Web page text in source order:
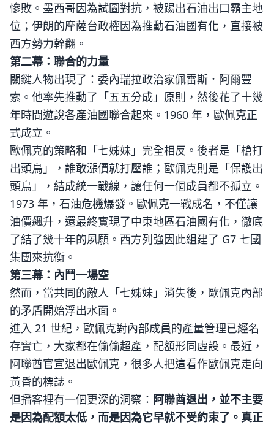
慘敗。墨西哥因為試圖對抗，被踢出石油出口霸主地
位；伊朗的摩薩台政權因為推動石油國有化，直接被
西方勢力幹翻。
第二幕：聯合的力量
關鍵人物出現了：委內瑞拉政治家佩雷斯．阿爾豐
索。他率先推動了「五五分成」原則，然後花了十幾
年時間遊說各產油國聯合起來。1960 年，歐佩克正
式成立。
歐佩克的策略和「七姊妹」完全相反。後者是「槍打
出頭鳥」，誰敢漲價就打壓誰；歐佩克則是「保護出
頭鳥」，結成統一戰線，讓任何一個成員都不孤立。
1973 年，石油危機爆發。歐佩克一戰成名，不僅讓
油價飆升，還最終實現了中東地區石油國有化，徹底
了結了幾十年的夙願。西方列強因此組建了 G7 七國
集團來抗衡。
第三幕：內鬥一場空
然而，當共同的敵人「七姊妹」消失後，歐佩克內部
的矛盾開始浮出水面。
進入 21 世紀，歐佩克對內部成員的產量管理已經名
存實亡，大家都在偷偷超產，配額形同虛設。最近，
阿聯酋官宣退出歐佩克，很多人把這看作歐佩克走向
黃昏的標誌。
但播客裡有一個更深的洞察： 阿聯酋退出，並不主要
是因為配額太低，而是因為它早就不受約束了。真正